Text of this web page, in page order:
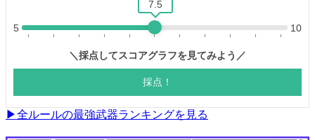
▶全ルールの最強武器ランキングを見る